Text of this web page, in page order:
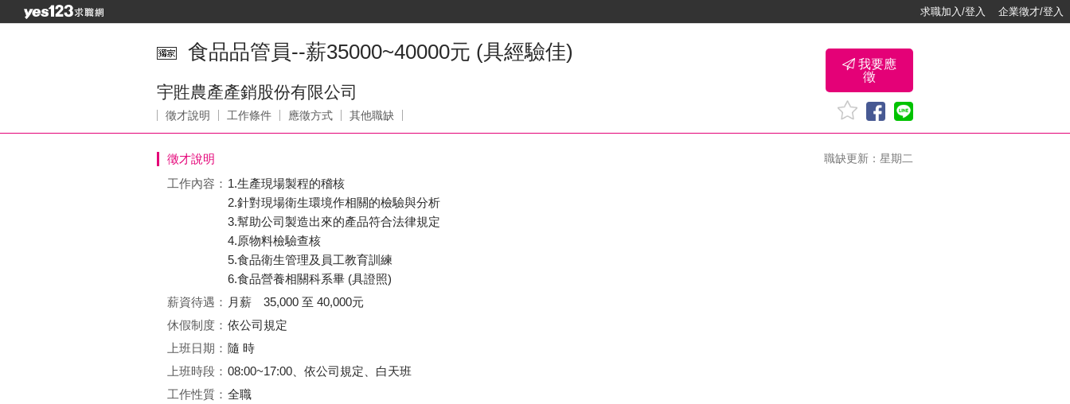
求職加入/登入 企業徵才/登入
食品品管員--薪35000~40000元 (具經驗佳)
宇貹農產產銷股份有限公司
徵才說明 工作條件 應徵方式 其他職缺
我要應
徵
徵才說明 職缺更新：星期二
工作內容： 1.生產現場製程的稽核
2.針對現場衛生環境作相關的檢驗與分析
3.幫助公司製造出來的產品符合法律規定
4.原物料檢驗查核
5.食品衛生管理及員工教育訓練
6.食品營養相關科系畢 (具證照)
薪資待遇： 月薪 35,000 至 40,000元
休假制度： 依公司規定
上班日期： 隨 時
上班時段： 08:00~17:00、依公司規定、白天班
工作性質： 全職